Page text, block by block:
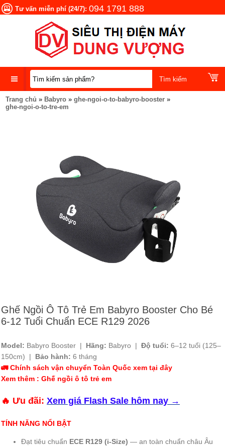
Tư vấn miễn phí (24/7): 094 1791 888
DANH
MỤC
Trang chủ » Babyro » ghe-ngoi-o-to-babyro-booster »
ghe-ngoi-o-to-tre-em
Ghế Ngồi Ô Tô Trẻ Em Babyro Booster Cho Bé
6-12 Tuổi Chuẩn ECE R129 2026
Model: Babyro Booster | Hãng: Babyro | Độ tuổi: 6–12 tuổi (125–
150cm) | Bảo hành: 6 tháng
🚛 Chính sách vận chuyển Toàn Quốc xem tại đây
Xem thêm : Ghế ngồi ô tô trẻ em
🔥 Ưu đãi: Xem giá Flash Sale hôm nay →
TÍNH NĂNG NỔI BẬT
Đạt tiêu chuẩn ECE R129 (i-Size) — an toàn chuẩn châu Âu